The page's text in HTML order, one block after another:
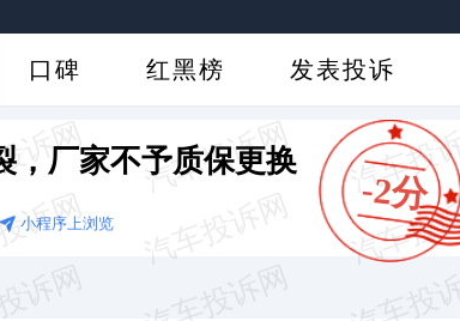
口碑 红黑榜 发表投诉
-2分
，厂家不予质保更换
小程序上浏览